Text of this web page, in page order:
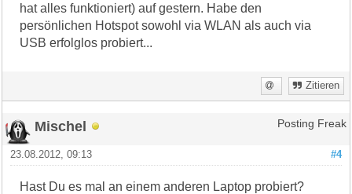
hat alles funktioniert) auf gestern. Habe den
persönlichen Hotspot sowohl via WLAN als auch via
USB erfolglos probiert...
Zitieren
Mischel Posting Freak
#4
23.08.2012, 09:13
Hast Du es mal an einem anderen Laptop probiert?